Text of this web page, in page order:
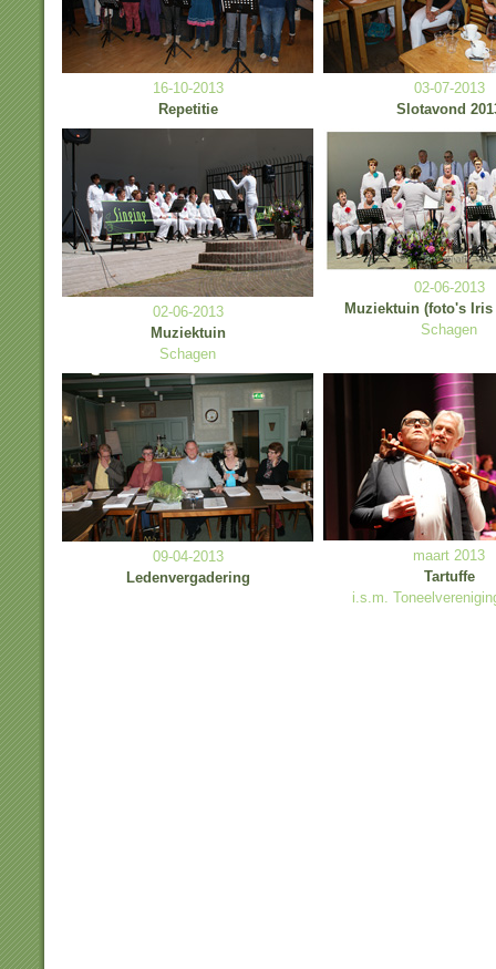
16-10-2013
Repetitie
03-07-2013
Slotavond
02-06-2013
Muziektuin
Schagen
02-06-2013
Muziektuin (foto's Iris
Schagen
09-04-2013
Ledenvergadering
maart 2013
Tartuffe
i.s.m.